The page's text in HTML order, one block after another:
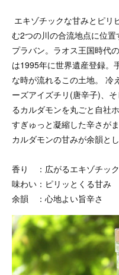
エキゾチックな甘みとピリ
む2つの川の合流地点に位
プラバン。ラオス王国時代
は1995年に世界遺産登録。
な時が流れるこの土地。 冷
ーズアイズチリ(唐辛子)、
るカルダモンを丸ごと自社
すぎゅっと凝縮した辛さが
カルダモンの甘みが余韻とし
香り ：広がるエキゾチッ
味わい：ピリッとくる甘み
余韻 ：心地よい旨辛さ